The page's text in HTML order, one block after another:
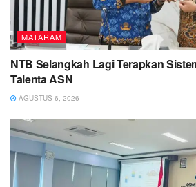
MATARAM
NTB Selangkah Lagi Terapkan
Talenta ASN
AGUSTUS 6, 2026